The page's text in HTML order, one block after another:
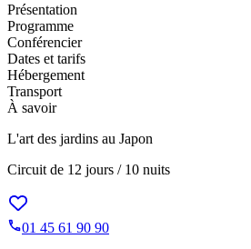
Présentation
Programme
Conférencier
Dates et tarifs
Hébergement
Transport
À savoir
L'art des jardins au Japon
Circuit de 12 jours / 10 nuits
01 45 61 90 90